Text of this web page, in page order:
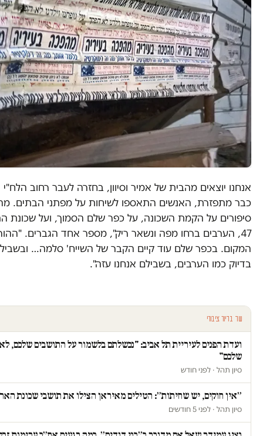
אנחנו יוצאים מהבית של אמיר וסיוון, בחזרה לעבר רחוב
כבר מתפזרת, האנשים התאספו לשיחות על מפתני הבתים.
סיפורים על הקמת השכונה, על כפר שלם הסמוך, ועל שכונת
47, הערבים ברחו מפה ונשאר ריק", מספר אחד הגברים.
המקום. בכפר שלם עוד קיים הקבר של השייח' סלמה…
בדיוק כמו הערבים, בשבילם אנחנו עזה".
עוד בדיור ציבורי
ועדת הפנים לעיריית תל אביב: "נכשלתם בלשמור על התושבים שלכם,
שלכם"
סיון תהל · לפני חודש
״אין חוקים, יש שחיתות״: הטילים מאיראן הצילו את תושבי שכונת
סיון תהל · לפני 5 חודשים